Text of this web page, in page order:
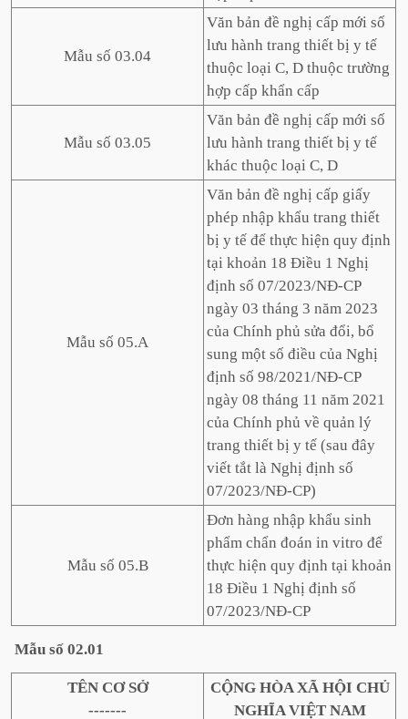
Mẫu số 03.04
Văn bản đề nghị cấp mới số
lưu hành trang thiết bị y tế
thuộc loại C, D thuộc trường
hợp cấp khẩn cấp
Mẫu số 03.05
Văn bản đề nghị cấp mới số
lưu hành trang thiết bị y tế
khác thuộc loại C, D
Mẫu số 05.A
Văn bản đề nghị cấp giấy
phép nhập khẩu trang thiết
bị y tế để thực hiện quy định
tại khoản 18 Điều 1 Nghị
định số 07/2023/NĐ-CP
ngày 03 tháng 3 năm 2023
của Chính phủ sửa đổi, bổ
sung một số điều của Nghị
định số 98/2021/NĐ-CP
ngày 08 tháng 11 năm 2021
của Chính phủ về quản lý
trang thiết bị y tế (sau đây
viết tắt là Nghị định số
07/2023/NĐ-CP)
Mẫu số 05.B
Đơn hàng nhập khẩu sinh
phẩm chẩn đoán in vitro để
thực hiện quy định tại khoản
18 Điều 1 Nghị định số
07/2023/NĐ-CP
Mẫu số 02.01
TÊN CƠ SỞ
-------
CỘNG HÒA XÃ HỘI CHỦ
NGHĨA VIỆT NAM